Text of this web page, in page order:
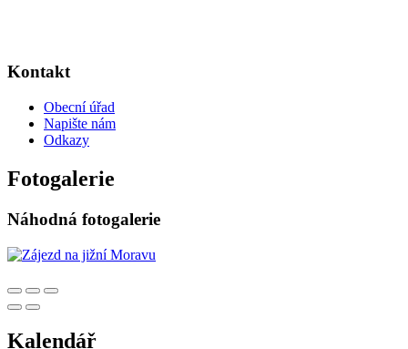
Kontakt
Obecní úřad
Napište nám
Odkazy
Fotogalerie
Náhodná fotogalerie
Kalendář